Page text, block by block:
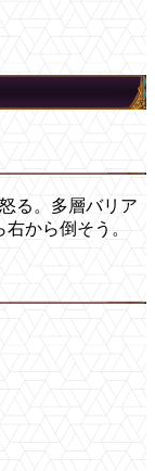
る。多層バリア
から倒そう。